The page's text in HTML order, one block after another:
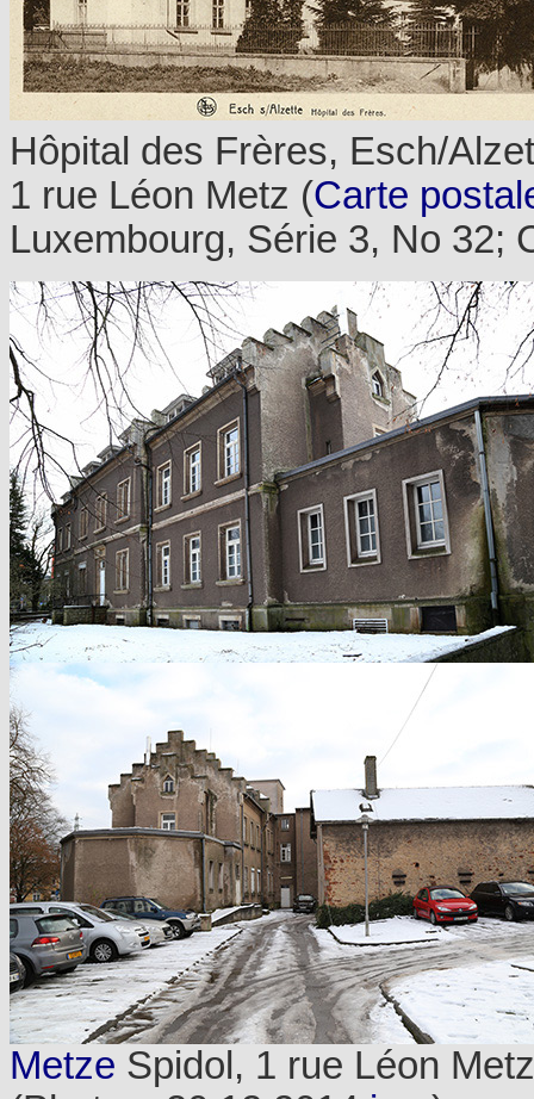
Hôpital des Frères, Esch/
1 rue Léon Metz (Carte
Luxembourg, Série 3, No 32;
Metze Spidol, 1 rue Léon